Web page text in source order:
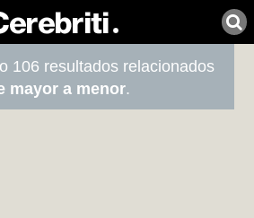
106 resultados relacionados
mayor a menor.